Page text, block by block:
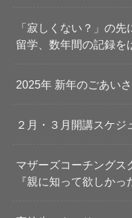
「寂しくない？」の
留学、数年間の記録を
2025年 新年のごあい
２月・３月開講スケジ
マザーズコーチングス
『親に知って欲しかっ